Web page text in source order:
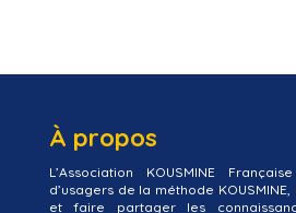
À propos
L’Association KOUSMINE
d’usagers de la méthode
et faire partager les